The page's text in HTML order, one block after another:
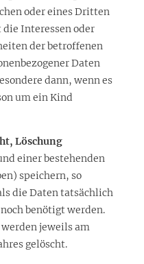
oder eines Dritten
Interessen oder
der betroffenen
Daten
dann, wenn es
um ein Kind
Löschung
einer bestehenden
speichern, so
die Daten tatsächlich
benötigt werden.
jeweils am
gelöscht.